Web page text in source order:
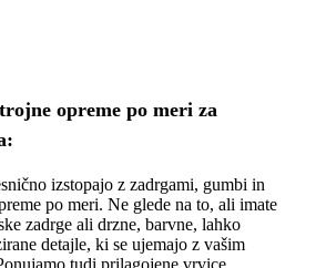
opreme po meri za
izstopajo z zadrgami, gumbi in
po meri. Ne glede na to, ali imate
zadrge ali drzne, barvne, lahko
detajle, ki se ujemajo z vašim
tudi prilagojene vrvice,